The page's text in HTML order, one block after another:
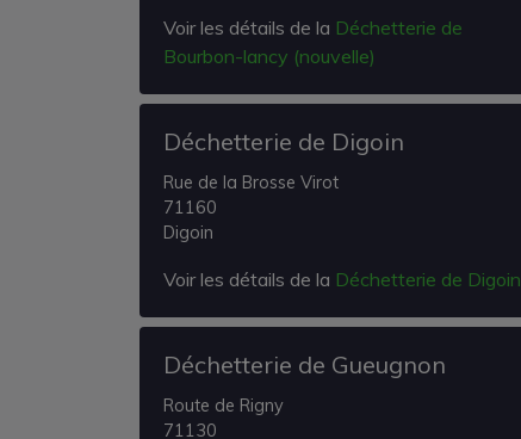
Voir les détails de la Déchetterie de
Bourbon-lancy (nouvelle)
Déchetterie de Digoin
Rue de la Brosse Virot
71160
Digoin
Voir les détails de la Déchetterie de Digoin
Déchetterie de Gueugnon
Route de Rigny
71130